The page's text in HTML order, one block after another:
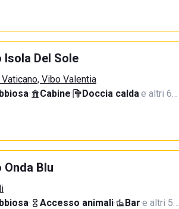
Isola Del Sole
Vibo Valentia
· Cabine· Doccia calda·e altri 6…
Onda Blu
· Accesso animali· Bar·e altri 5…